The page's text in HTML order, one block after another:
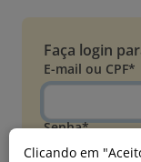
Clicando em
Faça login
E-mail ou CPF*
Senha*